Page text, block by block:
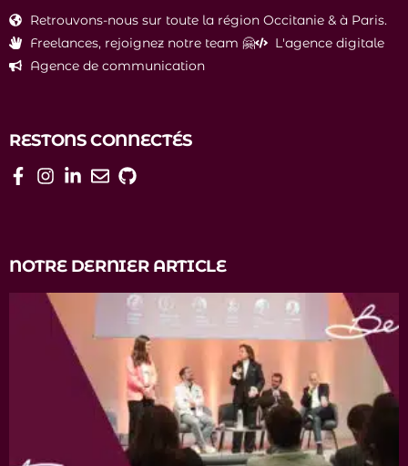
Retrouvons-nous sur toute la région Occitanie & à Paris.
Freelances, rejoignez notre team 🤗
L'agence digitale
Agence de communication
RESTONS CONNECTÉS
NOTRE DERNIER ARTICLE